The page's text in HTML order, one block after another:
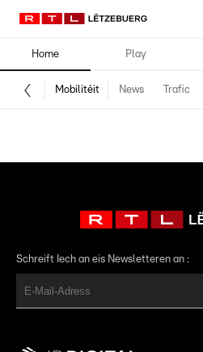
Home Play
Mobilitéit News Trafic
Schreift Iech an eis Newsletteren an :